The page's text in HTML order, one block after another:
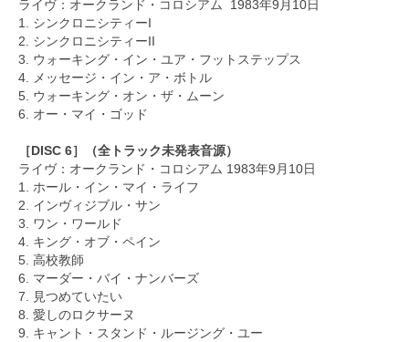
ライヴ：オークランド・コロシアム 1983年9月10日
1. シンクロニシティーI
2. シンクロニシティーII
3. ウォーキング・イン・ユア・フットステップス
4. メッセージ・イン・ア・ボトル
5. ウォーキング・オン・ザ・ムーン
6. オー・マイ・ゴッド
［DISC 6］（全トラック未発表音源）
ライヴ：オークランド・コロシアム 1983年9月10日
1. ホール・イン・マイ・ライフ
2. インヴィジブル・サン
3. ワン・ワールド
4. キング・オブ・ペイン
5. 高校教師
6. マーダー・バイ・ナンバーズ
7. 見つめていたい
8. 愛しのロクサーヌ
9. キャント・スタンド・ルージング・ユー